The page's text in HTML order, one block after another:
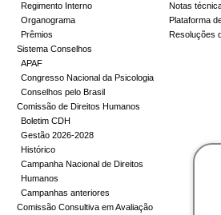
Regimento Interno
Organograma
Prêmios
Sistema Conselhos
APAF
Congresso Nacional da Psicologia
Conselhos pelo Brasil
Comissão de Direitos Humanos
Boletim CDH
Gestão 2026-2028
Histórico
Campanha Nacional de Direitos
Humanos
Campanhas anteriores
Comissão Consultiva em Avaliação
Notas
Plataforma
Resoluções